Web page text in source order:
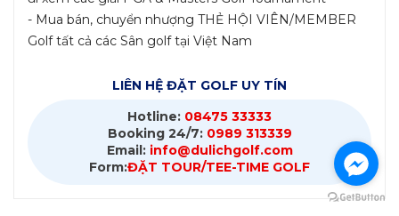
- Mua bán, chuyển nhượng THẺ HỘI VIÊN/MEMBER
Golf tất cả các Sân golf tại Việt Nam
LIÊN HỆ ĐẶT GOLF UY TÍN
Hotline: 08475 33333
Booking 24/7:0989 313339
Email: info@dulichgolf.com
Form:ĐẶT TOUR/TEE-TIME GOLF